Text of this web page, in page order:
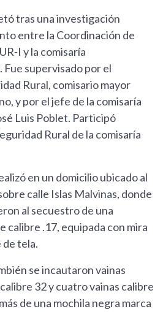
tras una investigación
entre la Coordinación de
I y la comisaría
supervisado por el
Rural, comisario mayor
y por el jefe de la comisaría
Luis Poblet. Participó
Rural de la comisaría
en un domicilio ubicado al
calle Islas Malvinas, donde
al secuestro de una
calibre .17, equipada con mira
tela.
se incautaron vainas
32 y cuatro vainas calibre
de una mochila negra marca